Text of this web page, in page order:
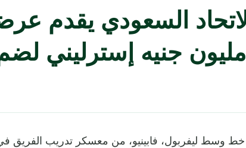
مليون جنيه إسترليني
وسط ليفربول، فابينيو، من معسكر تدريب الفريق في